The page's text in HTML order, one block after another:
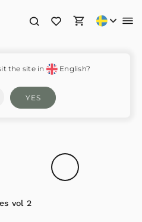
vol 2
the site in English?
YES